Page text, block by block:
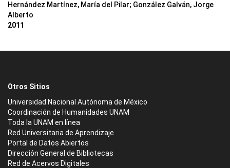
Hernández Martínez, María del Pilar; González Galván, Jorge
Alberto
2011
Otros Sitios
Universidad Nacional Autónoma de México
Coordinación de Humanidades UNAM
Toda la UNAM en línea
Red Universitaria de Aprendizaje
Portal de Datos Abiertos
Dirección General de Bibliotecas
Red de Acervos Digitales